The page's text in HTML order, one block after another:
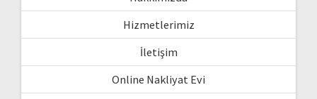
Hizmetlerimiz
İletişim
Online Nakliyat Evi